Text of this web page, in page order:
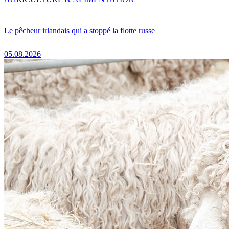
Le pêcheur irlandais qui a stoppé la flotte russe
05.08.2026